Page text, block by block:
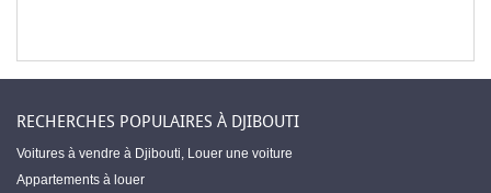
RECHERCHES POPULAIRES À DJIBOUTI
Voitures à vendre à Djibouti, Louer une voiture
Appartements à louer